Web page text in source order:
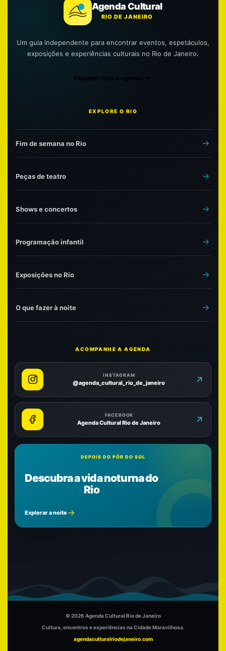
Agenda Cultural
RIO DE JANEIRO
Um guia independente para encontrar eventos, espetáculos,
exposições e experiências culturais no Rio de Janeiro.
Explorar toda a agenda
EXPLORE O RIO
Fim de semana no Rio
Peças de teatro
Shows e concertos
Programação infantil
Exposições no Rio
O que fazer à noite
ACOMPANHE A AGENDA
INSTAGRAM
@agenda_cultural_rio_de_janeiro
FACEBOOK
Agenda Cultural Rio de Janeiro
DEPOIS DO PÔR DO SOL
Descubra a vida noturna do
Rio
Explorar a noite
© 2026 Agenda Cultural Rio de Janeiro
Cultura, encontros e experiências na Cidade Maravilhosa.
agendaculturalriodejaneiro.com